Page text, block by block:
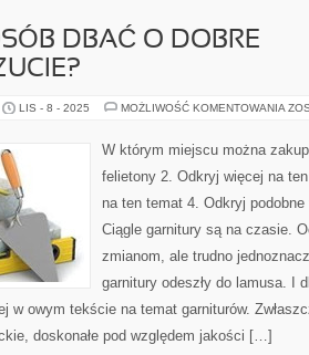
DBAĆ O DOBRE
LIS - 8 - 2025 MOŻLIWOŚĆ KOMENTOWANIA W
O
W którym miejscu można
felietony 2. Odkryj więcej na
na ten temat 4. Odkryj
Ciągle garnitury są na czasie.
zmianom, ale trudno
garnitury odeszły do lamusa. I
w owym tekście na temat garniturów.
doskonałe pod względem jakości […]